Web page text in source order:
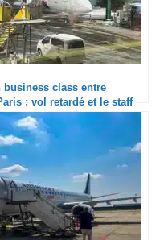
business class entre
: vol retardé et le staff
aux passagers !